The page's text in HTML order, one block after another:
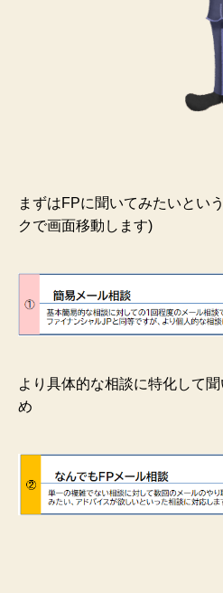
まずはFPに聞いてみたいとい
クで画面移動します)
より具体的な相談に特化して
め